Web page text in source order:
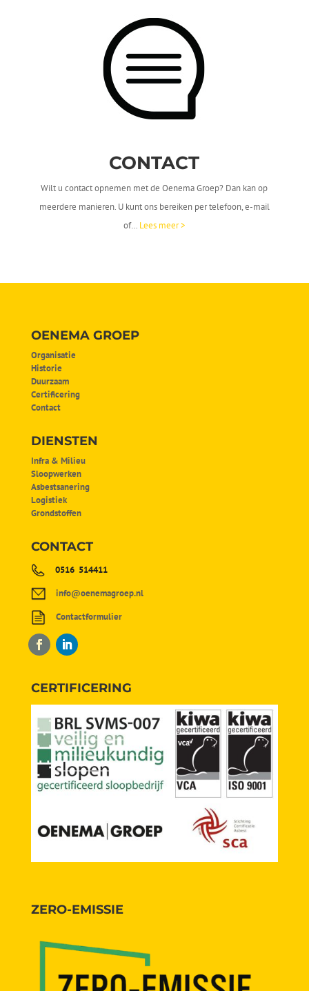
CONTACT
Wilt u contact opnemen met de Oenema Groep? Dan kan op
meerdere manieren. U kunt ons bereiken per telefoon, e-mail
of… Lees meer >
OENEMA GROEP
Organisatie
Historie
Duurzaam
Certificering
Contact
DIENSTEN
Infra & Milieu
Sloopwerken
Asbestsanering
Logistiek
Grondstoffen
CONTACT
0516 514411
info@oenemagroep.nl
Contactformulier
CERTIFICERING
ZERO-EMISSIE